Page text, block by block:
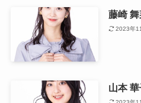
藤崎 舞
2023年
山本